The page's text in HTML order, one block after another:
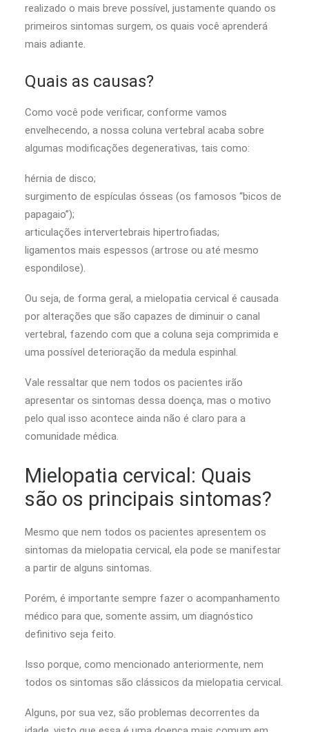
realizado o mais breve possível, justamente quando os
primeiros sintomas surgem, os quais você aprenderá
mais adiante.
Quais as causas?
Como você pode verificar, conforme vamos
envelhecendo, a nossa coluna vertebral acaba sobre
algumas modificações degenerativas, tais como:
hérnia de disco;
surgimento de espículas ósseas (os famosos “bicos de
papagaio”);
articulações intervertebrais hipertrofiadas;
ligamentos mais espessos (artrose ou até mesmo
espondilose).
Ou seja, de forma geral, a mielopatia cervical é causada
por alterações que são capazes de diminuir o canal
vertebral, fazendo com que a coluna seja comprimida e
uma possível deterioração da medula espinhal.
Vale ressaltar que nem todos os pacientes irão
apresentar os sintomas dessa doença, mas o motivo
pelo qual isso acontece ainda não é claro para a
comunidade médica.
Mielopatia cervical: Quais
são os principais sintomas?
Mesmo que nem todos os pacientes apresentem os
sintomas da mielopatia cervical, ela pode se manifestar
a partir de alguns sintomas.
Porém, é importante sempre fazer o acompanhamento
médico para que, somente assim, um diagnóstico
definitivo seja feito.
Isso porque, como mencionado anteriormente, nem
todos os sintomas são clássicos da mielopatia cervical.
Alguns, por sua vez, são problemas decorrentes da